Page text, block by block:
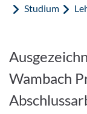
Studium
Wambach